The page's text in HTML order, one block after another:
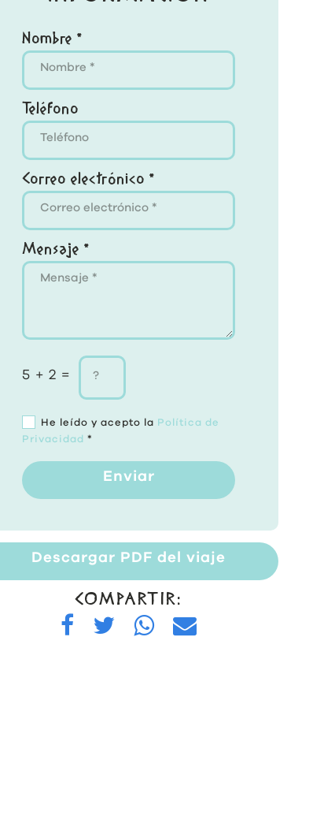
Nombre *
Teléfono
Correo electrónico *
Mensaje *
5 + 2 =
He leído y acepto la Política de
Privacidad *
Enviar
Descargar PDF del viaje
COMPARTIR: